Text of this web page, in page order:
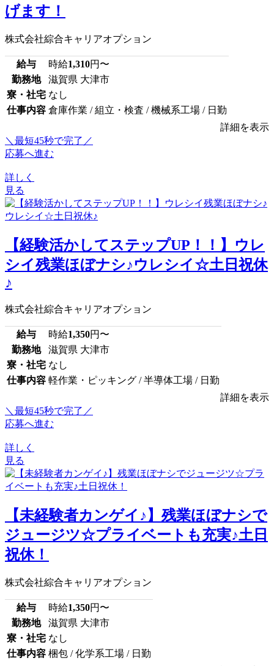
げます！
株式会社綜合キャリアオプション
給与 時給1,310円〜
勤務地
滋賀県 大津市
寮・社宅 なし
仕事内容 倉庫作業 / 組立・検査 / 機械系工場 / 日勤
詳細を表示
＼最短45秒で完了／
応募へ進む
詳しく
見る
【経験活かしてステップUP！！】ウレ
シイ残業ほぼナシ♪ウレシイ☆土日祝休
♪
株式会社綜合キャリアオプション
給与 時給1,350円〜
勤務地
滋賀県 大津市
寮・社宅 なし
仕事内容 軽作業・ピッキング / 半導体工場 / 日勤
詳細を表示
＼最短45秒で完了／
応募へ進む
詳しく
見る
【未経験者カンゲイ♪】残業ほぼナシで
ジュージツ☆プライベートも充実♪土日
祝休！
株式会社綜合キャリアオプション
給与 時給1,350円〜
勤務地
滋賀県 大津市
寮・社宅 なし
仕事内容 梱包 / 化学系工場 / 日勤